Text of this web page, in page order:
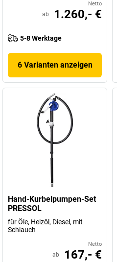
Netto
ab 1.260,- €
5-8 Werktage
6 Varianten anzeigen
Hand-Kurbelpumpen-Set
PRESSOL
für Öle, Heizöl, Diesel, mit
Schlauch
Netto
ab 167,- €